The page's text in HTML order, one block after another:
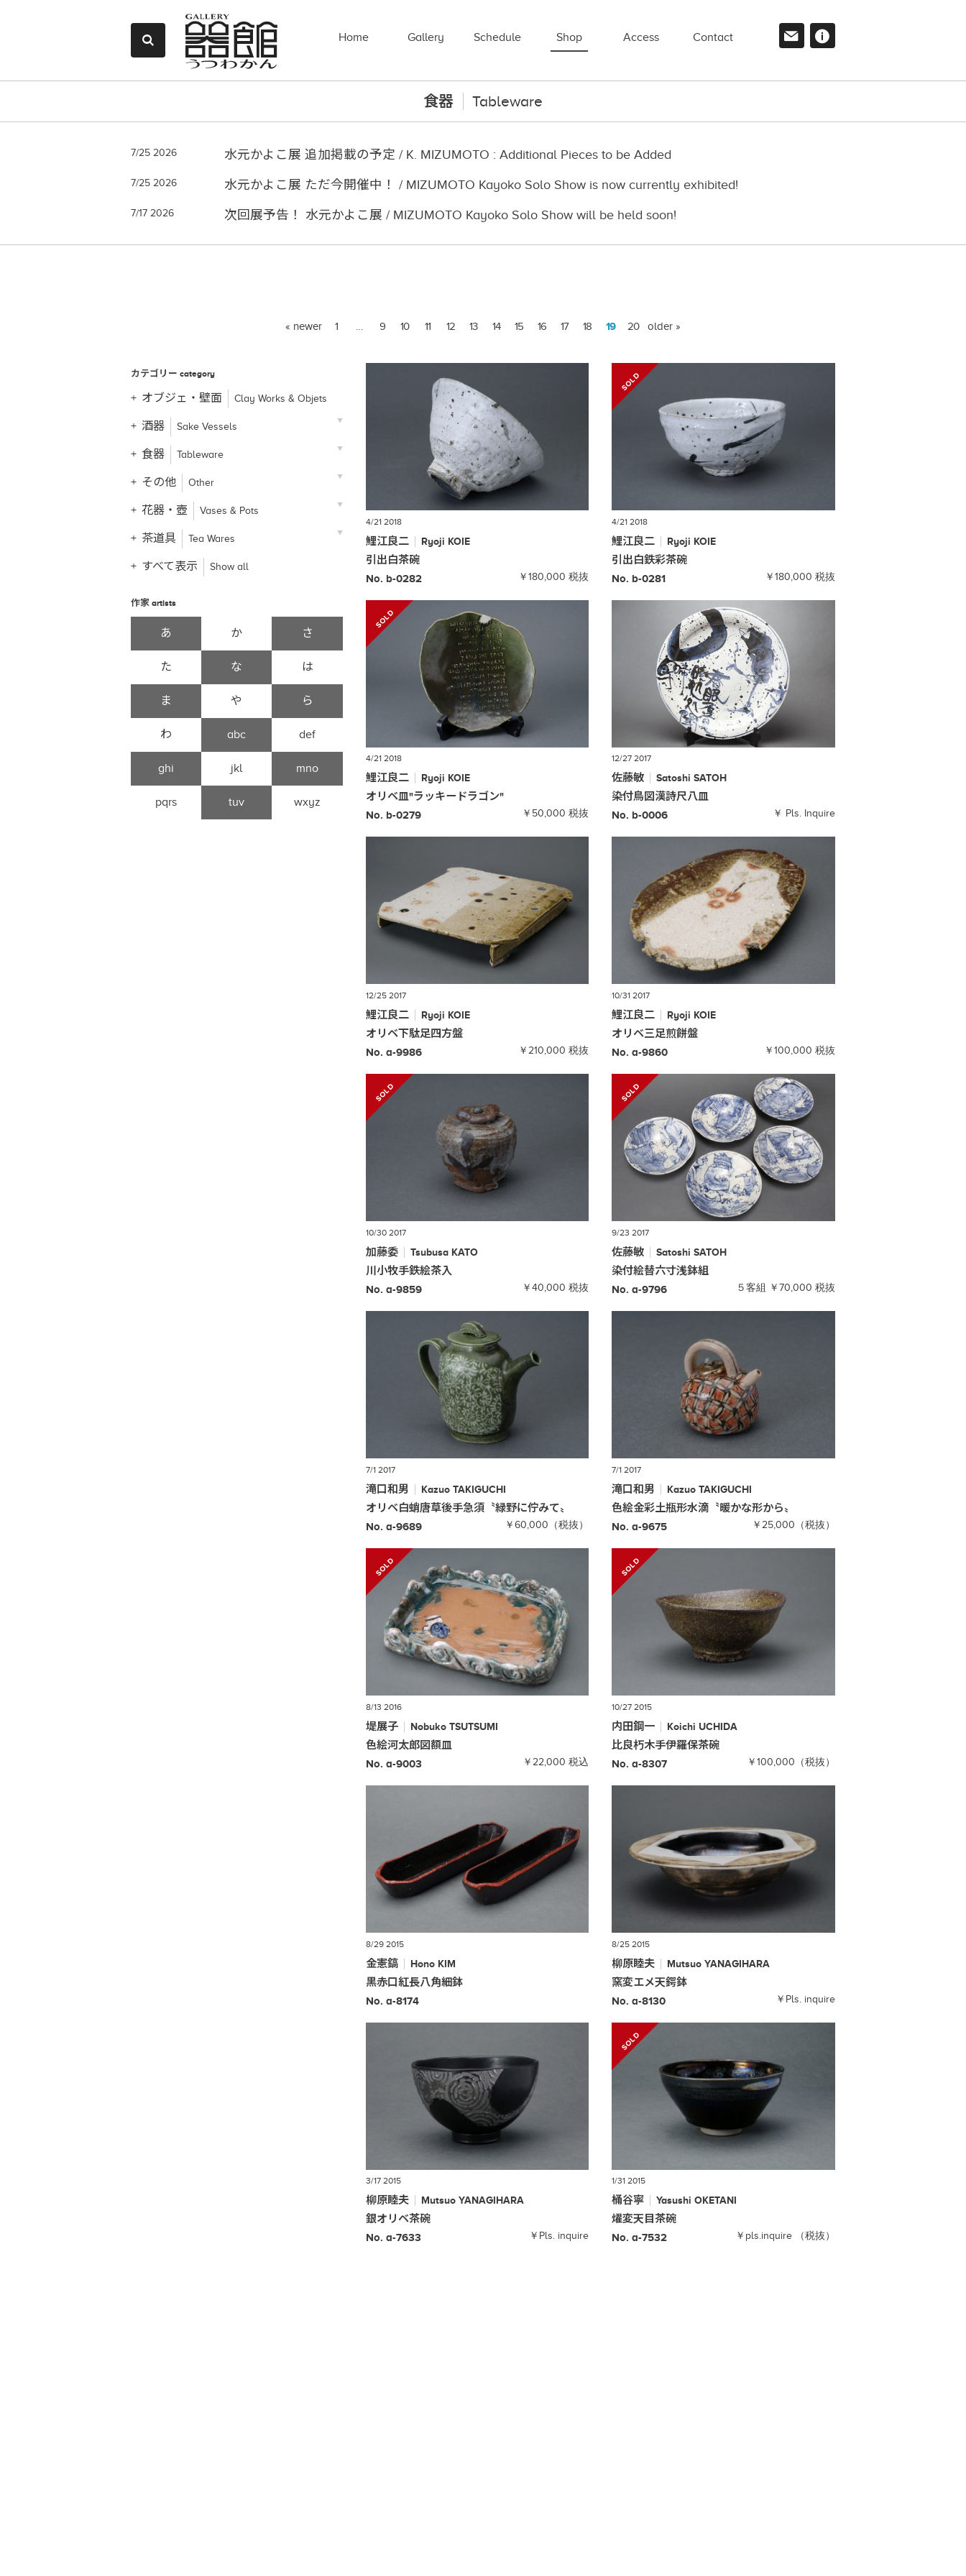
Home Gallery Schedule Shop Access Contact
食器 Tableware
7/25 2026 水元かよこ展 追加掲載の予定 / K. MIZUMOTO : Additional Pieces to be Added
7/25 2026 水元かよこ展 ただ今開催中！ / MIZUMOTO Kayoko Solo Show is now currently exhibited!
7/17 2026 次回展予告！ 水元かよこ展 / MIZUMOTO Kayoko Solo Show will be held soon!
« newer 1 9 10 11 12 13 14 15 16 17 18 19 20 older »
カテゴリー category
オブジェ・壁面 Clay Works & Objets
酒器 Sake Vessels
食器 Tableware
その他 Other
花器・壺 Vases & Pots
茶道具 Tea Wares
すべて表示 Show all
作家 artists
あ か さ
た な は
ま や ら
わ abc def
ghi jkl mno
pqrs tuv wxyz
4/21 2018
鯉江良二 Ryoji KOIE
引出白茶碗
No. b-0282
￥180,000 税抜
4/21 2018
鯉江良二 Ryoji KOIE
引出白鉄彩茶碗
No. b-0281
￥180,000 税抜
4/21 2018
鯉江良二 Ryoji KOIE
オリベ皿"ラッキードラゴン"
No. b-0279
￥50,000 税抜
12/27 2017
佐藤敏 SatoshiSATOH
染付鳥図漢詩尺八皿
No. b-0006
￥ Pls. Inquire
12/25 2017
鯉江良二 Ryoji KOIE
オリベ下駄足四方盤
No. a-9986
￥210,000 税抜
10/31 2017
鯉江良二 Ryoji KOIE
オリベ三足煎餅盤
No. a-9860
￥100,000 税抜
10/30 2017
加藤委 Tsubusa KATO
川小牧手鉄絵茶入
No. a-9859
￥40,000 税抜
9/23 2017
佐藤敏 SatoshiSATOH
染付絵替六寸浅鉢組
No. a-9796
５客組 ￥70,000 税抜
7/1 2017
滝口和男 Kazuo TAKIGUCHI
オリベ白蛸唐草後手急須〝緑野に佇みて〟
No. a-9689
￥60,000（税抜）
7/1 2017
滝口和男 KazuoTAKIGUCHI
色絵金彩土瓶形水滴 〝暖かな形から〟
No. a-9675
￥25,000（税抜）
8/13 2016
堤展子 Nobuko TSUTSUMI
色絵河太郎図額皿
No. a-9003
￥22,000 税込
10/27 2015
内田鋼一 Koichi UCHIDA
比良朽木手伊羅保茶碗
No. a-8307
￥100,000（税抜）
8/29 2015
金憲鎬 Hono KIM
黒赤口紅長八角細鉢
No. a-8174
8/25 2015
柳原睦夫 MutsuoYANAGIHARA
窯変エメ天鍔鉢
No. a-8130
￥Pls. inquire
3/17 2015
柳原睦夫 Mutsuo YANAGIHARA
銀オリベ茶碗
No. a-7633
￥Pls. inquire
1/31 2015
桶谷寧 YasushiOKETANI
燿変天目茶碗
No. a-7532
￥pls.inquire （税抜）